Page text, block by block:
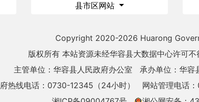
县市区网站
Copyright 2020-2026 Huarong
版权所有 本站资源未经华容县大数据中心许可不
主管单位：华容县人民政府办公室
承办单位：华容
热线电话：0730-12345（24小时）
网站管理电话